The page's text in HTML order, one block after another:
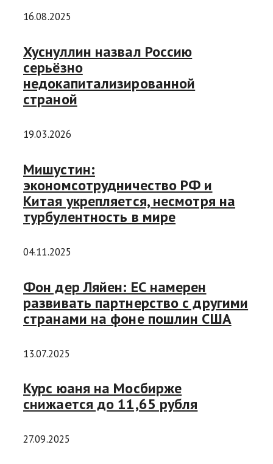
16.08.2025
Хуснуллин назвал Россию
серьёзно
недокапитализированной
страной
19.03.2026
Мишустин:
экономсотрудничество РФ и
Китая укрепляется, несмотря на
турбулентность в мире
04.11.2025
Фон дер Ляйен: ЕС намерен
развивать партнерство с другими
странами на фоне пошлин США
13.07.2025
Курс юаня на Мосбирже
снижается до 11,65 рубля
27.09.2025